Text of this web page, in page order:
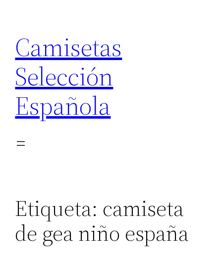
contenido
Camisetas
Selección
Española
Etiqueta: camiseta
de gea niño españa